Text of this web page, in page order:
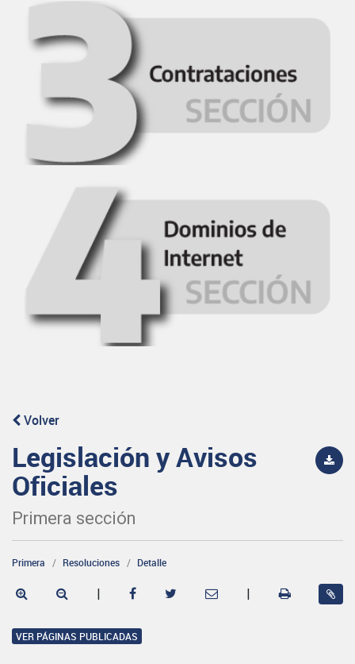
Volver
Legislación y Avisos
Oficiales
Primera sección
Primera Resoluciones Detalle
| |
VER PÁGINAS PUBLICADAS